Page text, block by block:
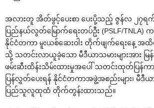
အလားတူ အိတ်ဖွင့်‌ပေးစာ ‌ပေးပို့သည့် ဇွန်လ ၂၇ရ
ပြည်နယ်လွတ်‌မြောက်‌ရေးတပ်ဦး (PSLF/TNLA)
နိုင်ငံတကာ မူးယစ်‌ဆေးဝါး တိုက်ဖျက်‌ရေး‌နေ့ အထိ
သို့ သတင်းလာယူခဲ့‌သော မီဒီယာသမားများအား မ
ဖမ်းဆီးထိန်းသိမ်းထားမှုအ‌ပေါ် သတင်းထုတ်ပြန်က
ပြန်လွှတ်‌ပေးရန် နိုင်ငံတကာအဖွဲ့အစည်းများ၊ မီဒီယ
ပြည်သူလူထုထံ တိုက်တွန်းထားသည်။